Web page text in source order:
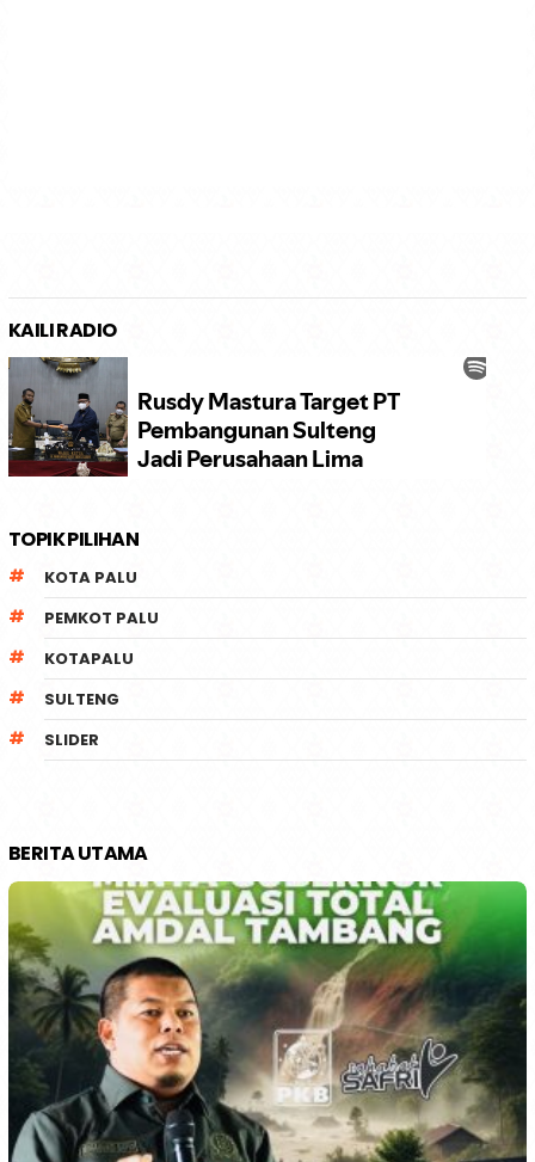
KAILI RADIO
TOPIK PILIHAN
KOTA PALU
PEMKOT PALU
KOTAPALU
SULTENG
SLIDER
BERITA UTAMA